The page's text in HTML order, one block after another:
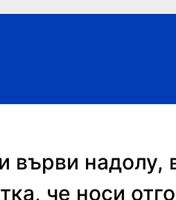
върви надолу,
че носи